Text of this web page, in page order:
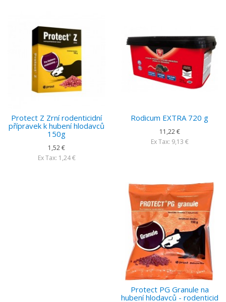
Protect Z Zrní rodenticidní
přípravek k hubení hlodavců
150g
1,52 €
Ex Tax: 1,24 €
Rodicum EXTRA 720 g
11,22 €
Ex Tax: 9,13 €
Protect PG Granule na
hubení hlodavců - rodenticid